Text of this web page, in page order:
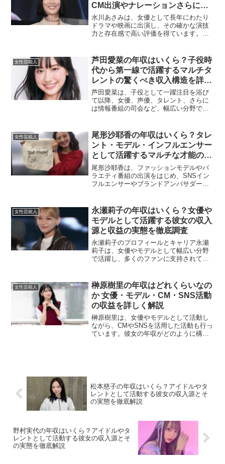
CM出演やナレーションさらに舞
台活動まで多彩な収入源を徹底解
説
水川あさみは、女優として長年にわたり
ドラマや映画に出演し、その確かな演技
力と存在感で高い評価を得ています。さ
を築いています。ここでは水川あさみの
年収について、その収入...
女性芸能人
芦田愛菜の年収はいくら？子役時
代から第一線で活躍するマルチタ
レントの驚くべき収入構造を詳し
く解説
芦田愛菜は、子役として一躍注目を浴び
て以降、女優、声優、タレント、さらに
は情報番組の司会など、幅広い分野で活
力の高さにより多くの支持を集めてお
り、出演作の話題性も高く、...
女性芸能人
尾形沙耶香の年収はいくら？タレ
ント・モデル・インフルエンサー
として活躍するマルチな才能の収
入源を詳しく解説
尾形沙耶香は、ファッションモデルやバ
ラエティ番組の出演をはじめ、SNSイン
フルエンサーやブランドアンバサダーな
ラクターで若い世代を中心に高い支持を
集めています。この記事で...
女性芸能人
永瀬莉子の年収はいくら？女優や
モデルとして活躍する彼女の収入
源と収益の実態を徹底調査
永瀬莉子のプロフィールとキャリア永瀬
莉子は、女優やモデルとして幅広い分野
で活躍し、多くのファンに支持されてい
女優としての地位を確立しました。独特
な雰囲気と演技力で高く評...
女性芸能人
榊原樹里の年収はどれくらいなの
か 女優・モデル・CM・SNS活動
の収益を詳しく解説
榊原樹里は、女優やモデルとして活動し
ながら、CMやSNSを活用した活動も行っ
ています。彼女の年収がどのように構成
松本慈子の年収はいくら？アイドルやタ
レントとして活動する彼女の収入源とそ
の実態を徹底解説
野村実代の年収はいくら？アイドルやタ
レントとして活動する彼女の収入源とそ
の実態を徹底解説